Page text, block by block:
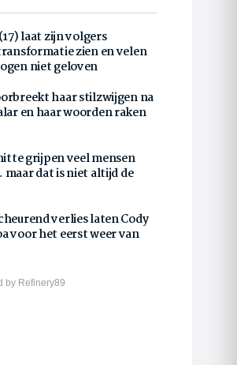
laat zijn volgers
zien en velen
niet geloven
haar stilzwijgen na
en haar woorden raken
grijpen veel mensen
dat is niet altijd de
verlies laten Cody
voor het eerst weer van
by Refinery89